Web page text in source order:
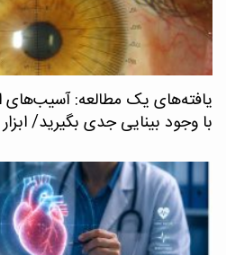
یافته‌های یک مطالعه:
با وجود بینایی جدی بگیرید/